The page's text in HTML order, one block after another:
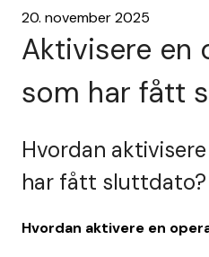
20. november 2025
Aktivisere en
som har fått
Hvordan
har fått sluttdato?
Hvordan aktivere en